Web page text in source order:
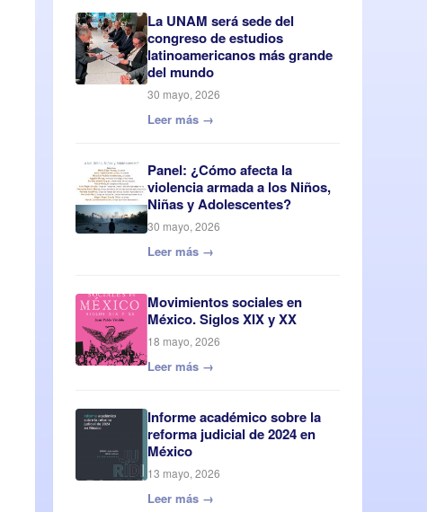
La UNAM será sede del
congreso de estudios
latinoamericanos más grande
del mundo
30 mayo, 2026
Leer más →
Panel: ¿Cómo afecta la
violencia armada a los Niños,
Niñas y Adolescentes?
30 mayo, 2026
Leer más →
Movimientos sociales en
México. Siglos XIX y XX
18 mayo, 2026
Leer más →
Informe académico sobre la
reforma judicial de 2024 en
México
13 mayo, 2026
Leer más →